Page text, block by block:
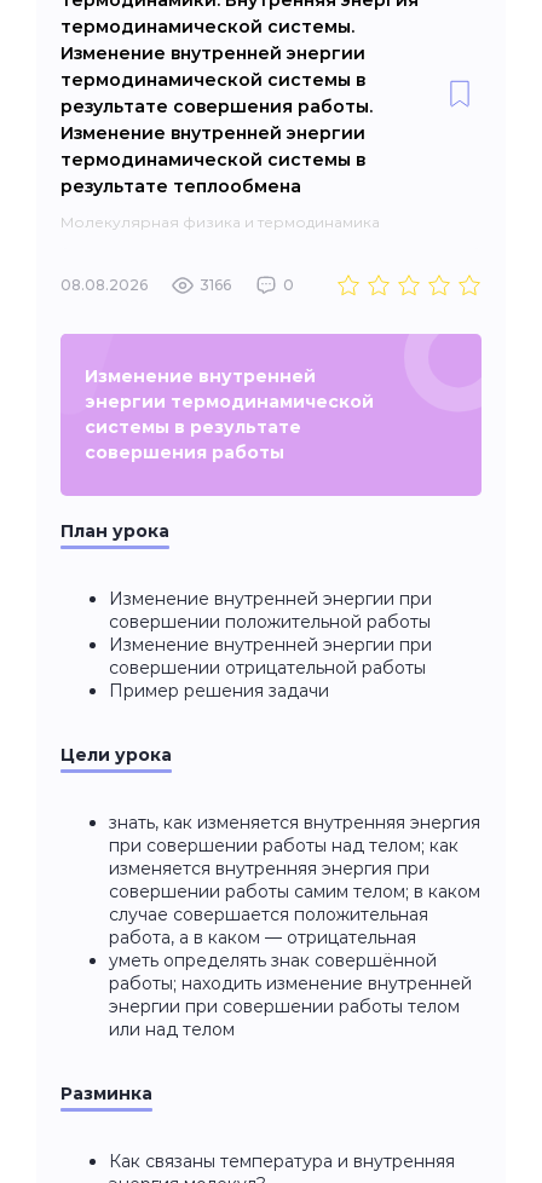
термодинамической системы.
Изменение внутренней энергии
термодинамической системы в
результате совершения работы.
Изменение внутренней энергии
термодинамической системы в
результате теплообмена
Молекулярная физика и термодинамика
08.08.2026 3166 0
Изменение внутренней
энергии термодинамической
системы в результате
совершения работы
План урока
Изменение внутренней энергии при
совершении положительной работы
Изменение внутренней энергии при
совершении отрицательной работы
Пример решения задачи
Цели урока
знать, как изменяется внутренняя энергия
при совершении работы над телом; как
изменяется внутренняя энергия при
совершении работы самим телом; в каком
случае совершается положительная
работа, а в каком — отрицательная
уметь определять знак совершённой
работы; находить изменение внутренней
энергии при совершении работы телом
или над телом
Разминка
Как связаны температура и внутренняя